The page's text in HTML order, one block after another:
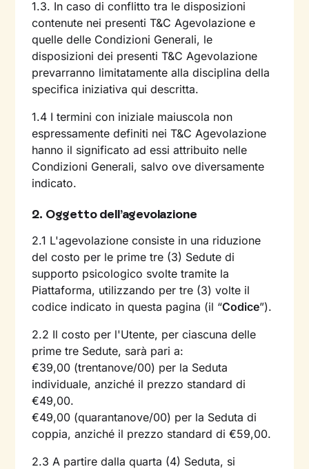
1.3. In caso di conflitto tra le disposizioni
contenute nei presenti T&C Agevolazione e
quelle delle Condizioni Generali, le
disposizioni dei presenti T&C Agevolazione
prevarranno limitatamente alla disciplina della
specifica iniziativa qui descritta.
1.4 I termini con iniziale maiuscola non
espressamente definiti nei T&C Agevolazione
hanno il significato ad essi attribuito nelle
Condizioni Generali, salvo ove diversamente
indicato.
2. Oggetto dell’agevolazione
2.1 L'agevolazione consiste in una riduzione
del costo per le prime tre (3) Sedute di
supporto psicologico svolte tramite la
Piattaforma, utilizzando per tre (3) volte il
codice indicato in questa pagina (il “Codice”).
2.2 Il costo per l'Utente, per ciascuna delle
prime tre Sedute, sarà pari a:
€39,00 (trentanove/00) per la Seduta
individuale, anziché il prezzo standard di
€49,00.
€49,00 (quarantanove/00) per la Seduta di
coppia, anziché il prezzo standard di €59,00.
2.3 A partire dalla quarta (4) Seduta, si